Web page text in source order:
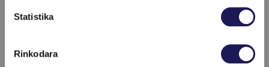
Statistika
Rinkodara
sindromas: simptomai, mitai,
diagnozavimas bei gydymo
metodai